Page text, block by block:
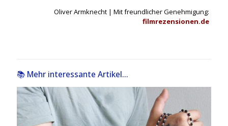
Oliver Armknecht | Mit freundlicher Genehmigung:
filmrezensionen.de
📚 Mehr interessante Artikel...